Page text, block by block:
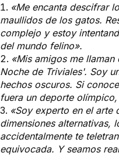
«Me encanta descifrar
maullidos de los gatos.
complejo y estoy
del mundo felino».
«Mis amigos me
Noche de Triviales'. Soy
hechos oscuros. Si
fuera un deporte
«Soy experto en el arte
dimensiones alternativas,
accidentalmente te
equivocada. Y seamos